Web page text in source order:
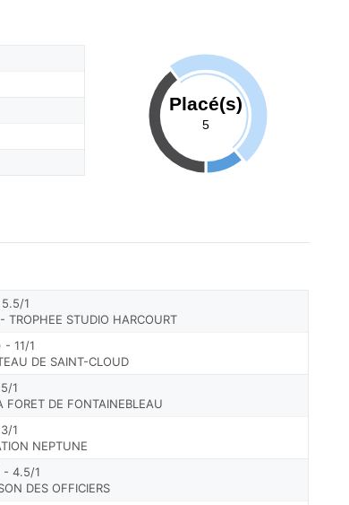
Placé(s)
5
1
TROPHEE STUDIO HARCOURT
- 11/1
DE SAINT-CLOUD
1
DE FONTAINEBLEAU
1
NEPTUNE
- 4.5/1
DES OFFICIERS